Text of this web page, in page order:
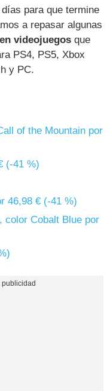
para que termine
a repasar algunas
videojuegos que
PS4, PS5, Xbox
y PC.
of the Mountain por
(-41 %)
46,98 € (-41 %)
color Cobalt Blue por